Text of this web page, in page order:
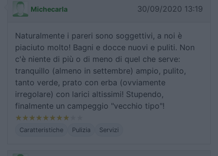
Michecarla 30/09/2020 13:19
Naturalmente i pareri sono soggettivi, a noi è
piaciuto molto! Bagni e docce nuovi e puliti. Non
c'è niente di più o di meno di quel che serve:
tranquillo (almeno in settembre) ampio, pulito,
tanto verde, prato con erba (ovviamente
irregolare) con larici altissimi! Stupendo,
finalmente un campeggio "vecchio tipo"!
Caratteristiche Pulizia Servizi